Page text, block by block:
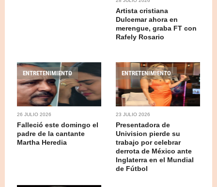
Artista cristiana
Dulcemar ahora en
merengue, graba FT con
Rafely Rosario
ENTRETENIMIENTO
26 JULIO 2026
Falleció este domingo el
padre de la cantante
Martha Heredia
ENTRETENIMIENTO
23 JULIO 2026
Presentadora de
Univision pierde su
trabajo por celebrar
derrota de México ante
Inglaterra en el Mundial
de Fútbol